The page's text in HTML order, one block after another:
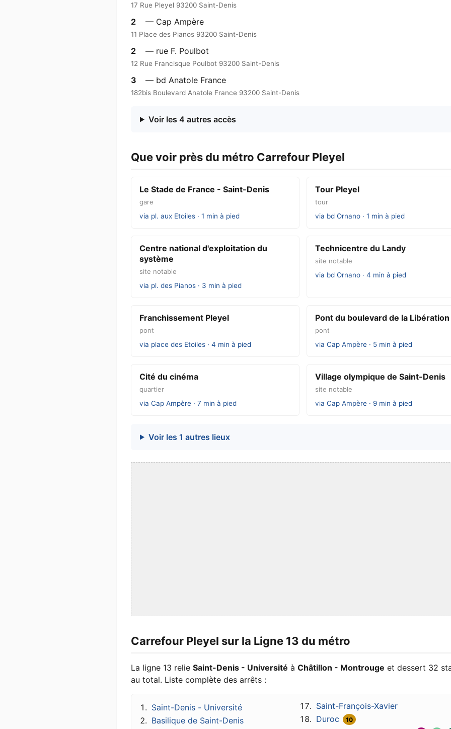
17 Rue Pleyel 93200 Saint-Denis
2 — Cap Ampère
11 Place des Pianos 93200 Saint-Denis
2 — rue F. Poulbot
12 Rue Francisque Poulbot 93200 Saint-Denis
3 — bd Anatole France
182bis Boulevard Anatole France 93200 Saint-Denis
Voir les 4 autres accès
Que voir près du métro Carrefour Pleyel
Le Stade de France - Saint-Denis
gare
via pl. aux Etoiles · 1 min à pied
Tour Pleyel
tour
via bd Ornano · 1 min à pied
Centre national d'exploitation du
système
site notable
via pl. des Pianos · 3 min à pied
Technicentre du Landy
site notable
via bd Ornano · 4 min à pied
Franchissement Pleyel
pont
via place des Etoiles · 4 min à pied
Pont du boulevard de la Libération
pont
via Cap Ampère · 5 min à pied
Cité du cinéma
quartier
via Cap Ampère · 7 min à pied
Village olympique de Saint-Denis
site notable
via Cap Ampère · 9 min à pied
Voir les 1 autres lieux
Carrefour Pleyel sur la Ligne 13 du métro
La ligne 13 relie Saint-Denis - Université à Châtillon - Montrouge et dessert 32
au total. Liste complète des arrêts :
Saint-Denis - Université
Basilique de Saint-Denis
Saint-François-Xavier
Duroc
10